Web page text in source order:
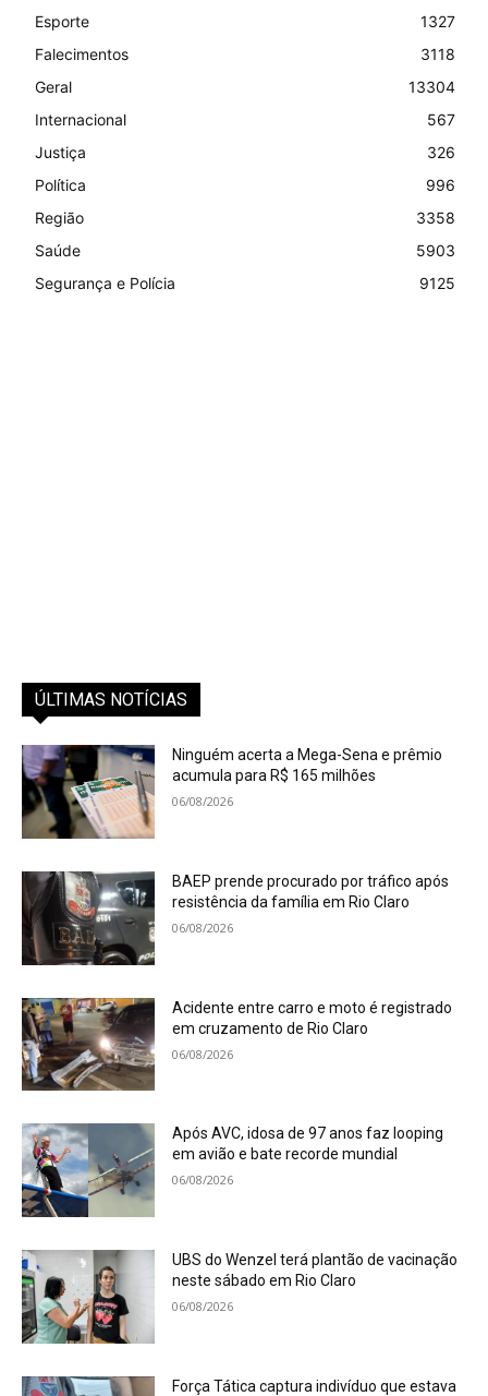
Esporte
1327
Falecimentos
3118
Geral
13304
Internacional
567
Justiça
326
Política
996
Região
3358
Saúde
5903
Segurança e Polícia
9125
ÚLTIMAS NOTÍCIAS
Ninguém acerta a Mega-Sena e prêmio
acumula para R$ 165 milhões
06/08/2026
BAEP prende procurado por tráfico após
resistência da família em Rio Claro
06/08/2026
Acidente entre carro e moto é registrado
em cruzamento de Rio Claro
06/08/2026
Após AVC, idosa de 97 anos faz looping
em avião e bate recorde mundial
06/08/2026
UBS do Wenzel terá plantão de vacinação
neste sábado em Rio Claro
06/08/2026
Força Tática captura indivíduo que estava